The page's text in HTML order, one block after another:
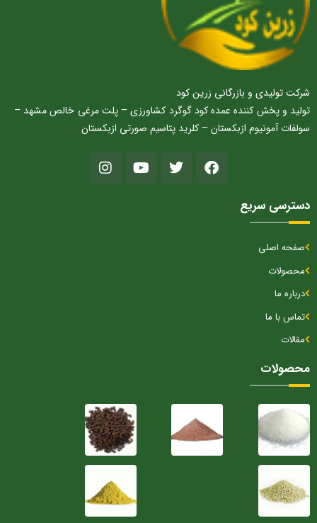
شرکت تولیدی و بازرگانی زرین کود
تولید و پخش کننده عمده کود گوگرد کشاورزی – پلت مرغی خالص مشهد –
سولفات آمونیوم ازبکستان – کلرید پتاسیم صورتی ازبکستان
دسترسی سریع
صفحه اصلی
محصولات
درباره ما
تماس با ما
مقالات
محصولات